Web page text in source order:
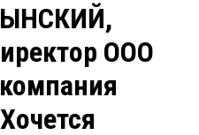
Рейтинги
Блоги
Архив
ООО